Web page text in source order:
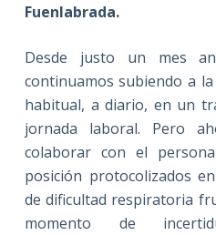
Fuenlabrada.
Desde justo un mes
continuamos subiendo a
habitual, a diario, en un
jornada laboral. Pero
colaborar con el
posición protocolizados
de dificultad respiratoria
momento de